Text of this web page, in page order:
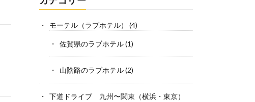
モーテル（ラブホテル） (4)
佐賀県のラブホテル(1)
山陰路のラブホテル(2)
下道ドライブ 九州〜関東（横浜・東京）